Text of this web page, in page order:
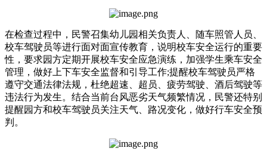
在检查过程中，民警召集幼儿园相关负责人、随车照管人员、
校车驾驶员等进行面对面宣传教育，说明校车安全运行的重要
性，要求园方定期开展校车安全应急演练，加强学生乘车安全
管理，做好上下车安全监督和引导工作;提醒校车驾驶员严格
遵守交通法律法规，杜绝超速、超员、疲劳驾驶、酒后驾驶等
违法行为发生。结合当前台风恶劣天气频繁情况，民警还特别
提醒园方和校车驾驶员关注天气、路况变化，做好行车安全预
判。